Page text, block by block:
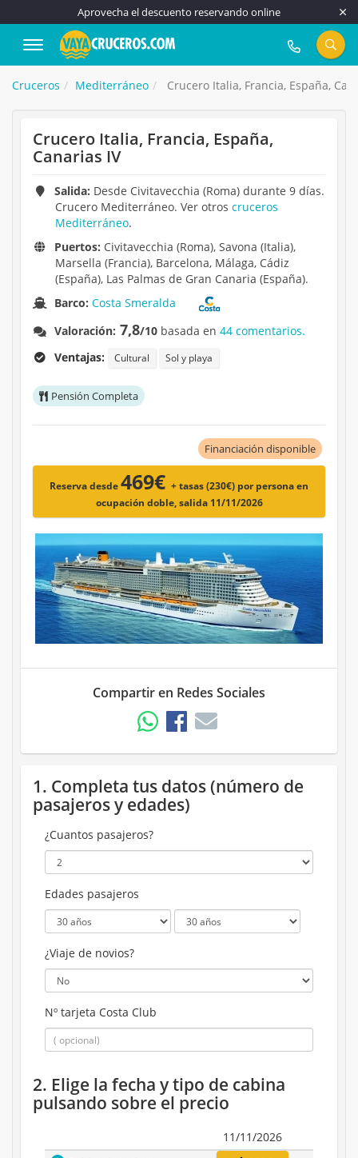
Aprovecha el descuento reservando online
917 815 555
Cruceros Mediterráneo Crucero Italia, Francia, España,
Crucero Italia, Francia, España,
Canarias IV
Salida: Desde Civitavecchia (Roma) durante 9 días.
Crucero Mediterráneo. Ver otros cruceros
Mediterráneo.
Puertos: Civitavecchia (Roma), Savona (Italia),
Marsella (Francia), Barcelona, Málaga, Cádiz
(España), Las Palmas de Gran Canaria (España).
Barco:Costa Smeralda
Valoración: 7,8/10 basada en44 comentarios.
Ventajas:
Cultural Sol y playa
Pensión Completa
Financiación disponible
Reserva desde469€ + tasas (230€) por persona en
ocupación doble, salida 11/11/2026
Compartir en Redes Sociales
1. Completa tus datos (número de
pasajeros y edades)
¿Cuantos pasajeros?
Edades pasajeros
¿Viaje de novios?
Nº tarjeta Costa Club
2. Elige la fecha y tipo de cabina
pulsando sobre el precio
11/11/2026